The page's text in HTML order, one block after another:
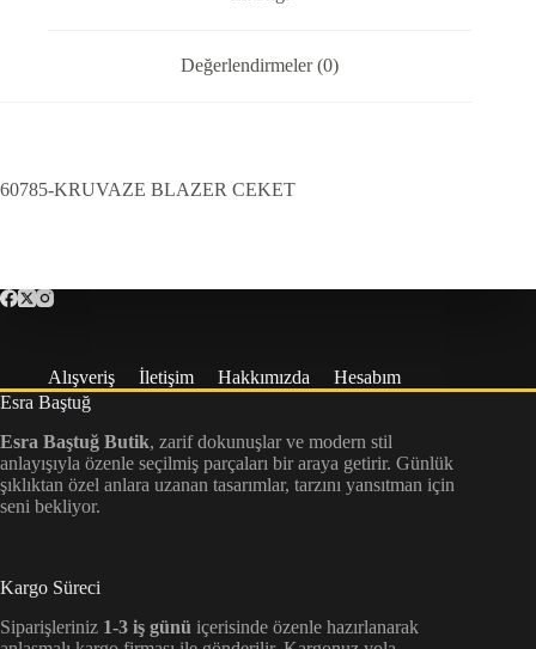
Değerlendirmeler (0)
60785-KRUVAZE BLAZER CEKET
Alışveriş İletişim Hakkımızda
Hesabım
Esra Baştuğ
Esra Baştuğ Butik, zarif dokunuşlar ve modern stil
anlayışıyla özenle seçilmiş parçaları bir araya getirir. Günlük
şıklıktan özel anlara uzanan tasarımlar, tarzını yansıtman için
seni bekliyor.
Kargo Süreci
Siparişleriniz 1-3 iş günü içerisinde özenle hazırlanarak